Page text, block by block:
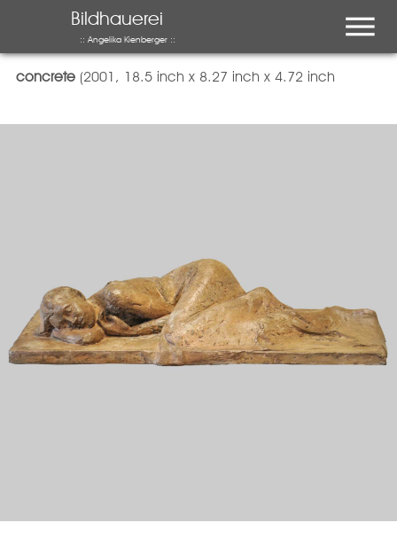
Bildhauerei
:: Angelika Kienberger ::
Kleine Schlafende
concrete (2001, 18.5 inch x 8.27 inch x 4.72 inch
auch interessant …